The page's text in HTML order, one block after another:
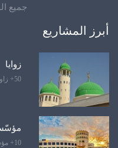
جميع
أبرز المشاريع
زوايا
50+ زاوية (مسجد)
10+ مؤسسة تعليمية